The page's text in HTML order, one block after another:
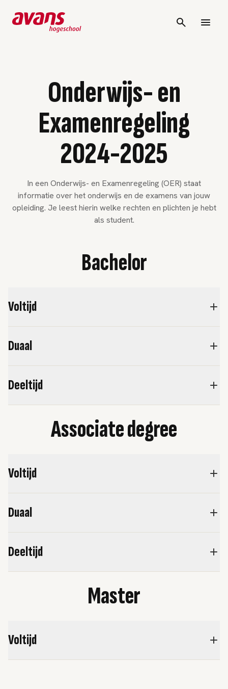
Onderwijs- en
Examenregeling
2024-2025
In een Onderwijs- en Examenregeling (OER) staat
informatie over het onderwijs en de examens van jouw
opleiding. Je leest hierin welke rechten en plichten je hebt
als student.
Bachelor
Voltijd
Duaal
Deeltijd
Associate degree
Voltijd
Duaal
Deeltijd
Master
Voltijd